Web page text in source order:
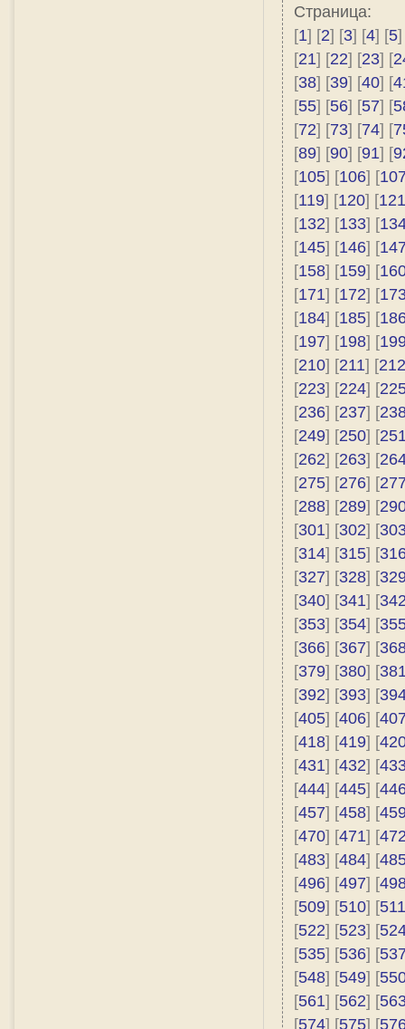
Страница:
[1] [2] [3] [4] [5]
[21] [22] [23] [
[38] [39] [40] [
[55] [56] [57] [
[72] [73] [74] [
[89] [90] [91] [
[105] [106] [
[119] [120] [121
[132] [133] [
[145] [146] [
[158] [159] [
[171] [172] [
[184] [185] [
[197] [198] [
[210] [211] [212
[223] [224] [
[236] [237] [
[249] [250] [
[262] [263] [
[275] [276] [
[288] [289] [
[301] [302] [
[314] [315] [
[327] [328] [
[340] [341] [
[353] [354] [
[366] [367] [
[379] [380] [
[392] [393] [
[405] [406] [
[418] [419] [
[431] [432] [
[444] [445] [
[457] [458] [
[470] [471] [
[483] [484] [
[496] [497] [
[509] [510] [511
[522] [523] [
[535] [536] [
[548] [549] [
[561] [562] [
[574] [575] [